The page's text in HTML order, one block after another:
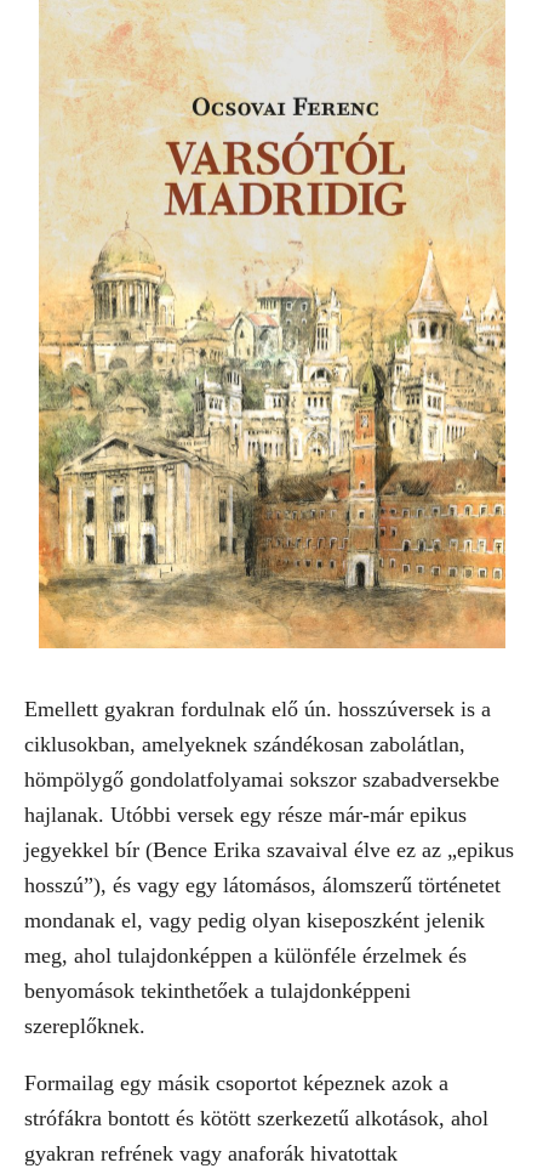
Emellett gyakran fordulnak elő ún. hosszúversek is a
ciklusokban, amelyeknek szándékosan zabolátlan,
hömpölygő gondolatfolyamai sokszor szabadversekbe
hajlanak. Utóbbi versek egy része már-már epikus
jegyekkel bír (Bence Erika szavaival élve ez az „epikus
hosszú”), és vagy egy látomásos, álomszerű történetet
mondanak el, vagy pedig olyan kiseposzként jelenik
meg, ahol tulajdonképpen a különféle érzelmek és
benyomások tekinthetőek a tulajdonképpeni
szereplőknek.
Formailag egy másik csoportot képeznek azok a
strófákra bontott és kötött szerkezetű alkotások, ahol
gyakran refrének vagy anaforák hivatottak